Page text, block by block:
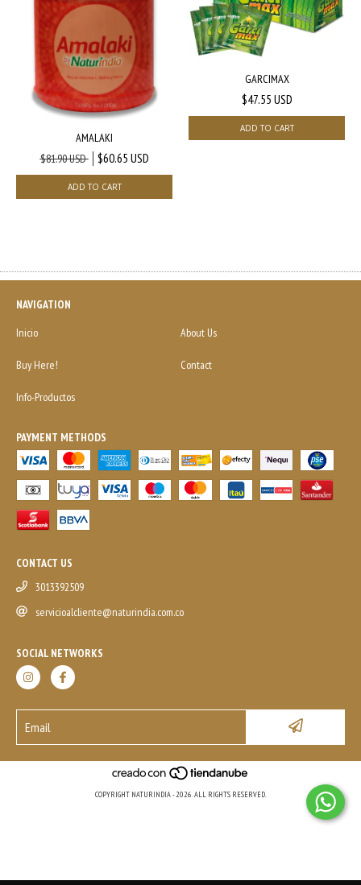
AMALAKI
$81.90 USD
$60.65 USD
GARCIMAX
$47.55 USD
NAVIGATION
Inicio
About Us
Buy Here! Contact
Info-Productos
PAYMENT METHODS
CONTACT US
3013392509
servicioalcliente@naturindia.com.co
SOCIAL NETWORKS
COPYRIGHT NATURINDIA - 2026. ALL RIGHTS RESERVED.